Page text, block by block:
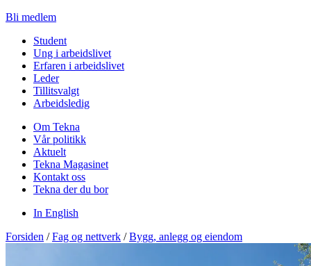
Bli medlem
Student
Ung i arbeidslivet
Erfaren i arbeidslivet
Leder
Tillitsvalgt
Arbeidsledig
Om Tekna
Vår politikk
Aktuelt
Tekna Magasinet
Kontakt oss
Tekna der du bor
In English
Forsiden / Fag og nettverk / Bygg, anlegg og eiendom